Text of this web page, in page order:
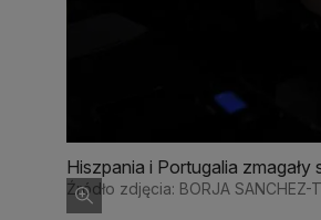
Hiszpania i Portugalia zmagały
Źródło zdjęcia: BORJA SANCHEZ-